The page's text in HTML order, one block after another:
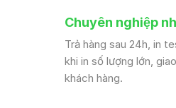
Chuyên nghiệp
Trả hàng sau 24h, in
khi in số lượng lớn,
khách hàng.